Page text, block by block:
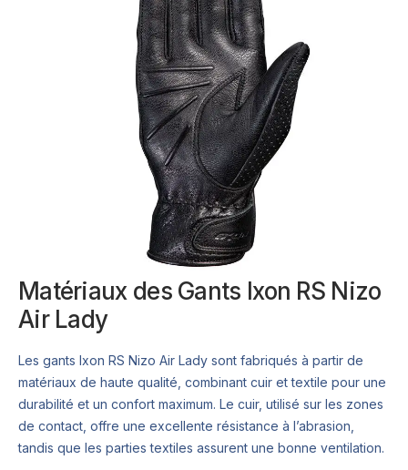
Matériaux des Gants Ixon RS Nizo
Air Lady
Les gants Ixon RS Nizo Air Lady sont fabriqués à partir de
matériaux de haute qualité, combinant cuir et textile pour une
durabilité et un confort maximum. Le cuir, utilisé sur les zones
de contact, offre une excellente résistance à l’abrasion,
tandis que les parties textiles assurent une bonne ventilation.